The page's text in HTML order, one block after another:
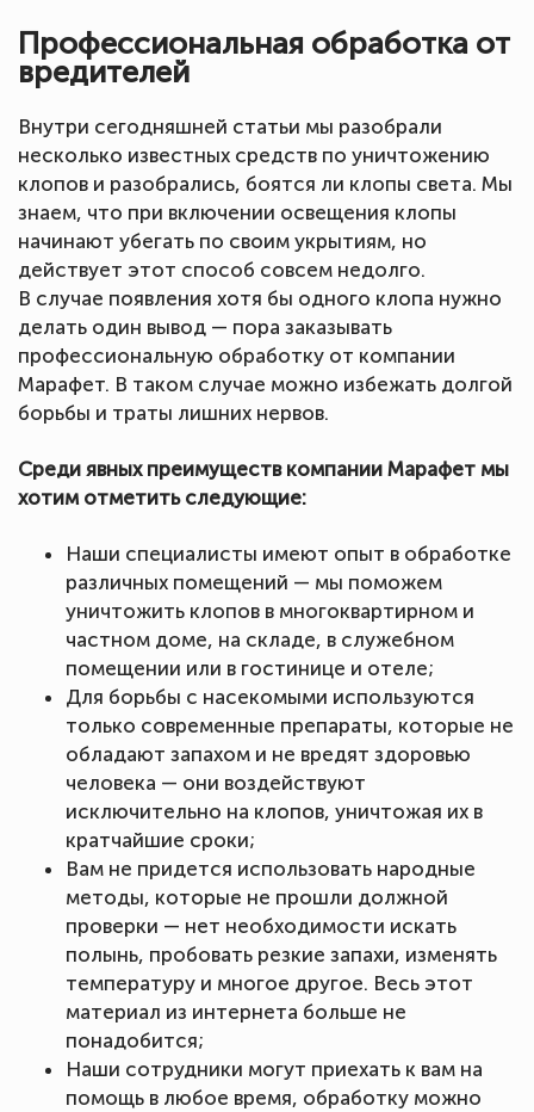
Профессиональная обработка от
вредителей
Внутри сегодняшней статьи мы разобрали
несколько известных средств по уничтожению
клопов и разобрались, боятся ли клопы света. Мы
знаем, что при включении освещения клопы
начинают убегать по своим укрытиям, но
действует этот способ совсем недолго.
В случае появления хотя бы одного клопа нужно
делать один вывод — пора заказывать
профессиональную обработку от компании
Марафет. В таком случае можно избежать долгой
борьбы и траты лишних нервов.
Среди явных преимуществ компании Марафет мы
хотим отметить следующие:
Наши специалисты имеют опыт в обработке
различных помещений — мы поможем
уничтожить клопов в многоквартирном и
частном доме, на складе, в служебном
помещении или в гостинице и отеле;
Для борьбы с насекомыми используются
только современные препараты, которые не
обладают запахом и не вредят здоровью
человека — они воздействуют
исключительно на клопов, уничтожая их в
кратчайшие сроки;
Вам не придется использовать народные
методы, которые не прошли должной
проверки — нет необходимости искать
полынь, пробовать резкие запахи, изменять
температуру и многое другое. Весь этот
материал из интернета больше не
понадобится;
Наши сотрудники могут приехать к вам на
помощь в любое время, обработку можно